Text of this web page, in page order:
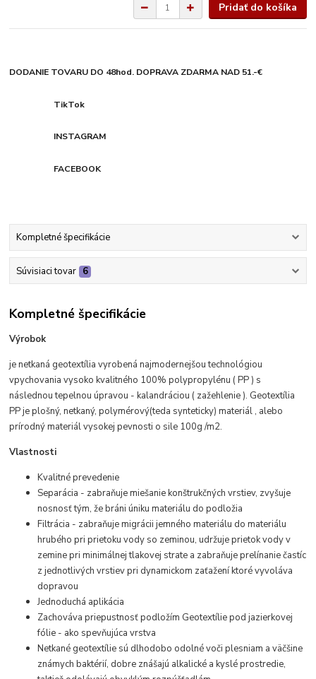
Pridať do košíka
DODANIE TOVARU DO 48hod. DOPRAVA ZDARMA NAD 51.-€
TikTok
INSTAGRAM
FACEBOOK
Kompletné špecifikácie
Súvisiaci tovar 6
Kompletné špecifikácie
Výrobok
je netkaná geotextília vyrobená najmodernejšou technológiou
vpychovania vysoko kvalitného 100% polypropylénu ( PP ) s
následnou tepelnou úpravou - kalandráciou ( zažehlenie ). Geotextília
PP je plošný, netkaný, polymérový(teda synteticky) materiál , alebo
prírodný materiál vysokej pevnosti o sile 100g /m2.
Vlastnosti
Kvalitné prevedenie
Separácia - zabraňuje miešanie konštrukčných vrstiev, zvyšuje
nosnosť tým, že bráni úniku materiálu do podložia
Filtrácia - zabraňuje migrácii jemného materiálu do materiálu
hrubého pri prietoku vody so zeminou, udržuje prietok vody v
zemine pri minimálnej tlakovej strate a zabraňuje prelínanie častíc
z jednotlivých vrstiev pri dynamickom zaťažení ktoré vyvoláva
dopravou
Jednoduchá aplikácia
Zachováva priepustnosť podložím Geotextílie pod jazierkovej
fólie - ako spevňujúca vrstva
Netkané geotextílie sú dlhodobo odolné voči plesniam a väčšine
známych baktérií, dobre znášajú alkalické a kyslé prostredie,